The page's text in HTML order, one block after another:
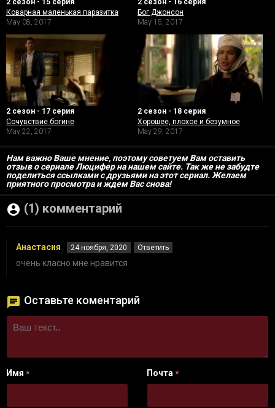
2 сезон - 15 серия
Коварная маленькая паразитка
May 08, 2017
2 сезон - 16 серия
Бог Джонсон
May 15, 2017
2 сезон - 17 серия
Сочувствие богине
May 22, 2017
2 сезон - 18 серия
Хорошее, плохое и безумное
May 29, 2017
Нам важно Ваше мнение, поэтому советуем Вам оставить
отзыв о сериале Люцифер на нашем сайте. Так же не забудте
поделиться ссылками с друзьями на этот сериал. Желаем
приятного просмотра и ждем Вас снова!
(1) комментарий
Анастасия 24 ноября, 2020 Ответить
очень класно мне нравится
Оставьте коментарий
Имя * Почта *